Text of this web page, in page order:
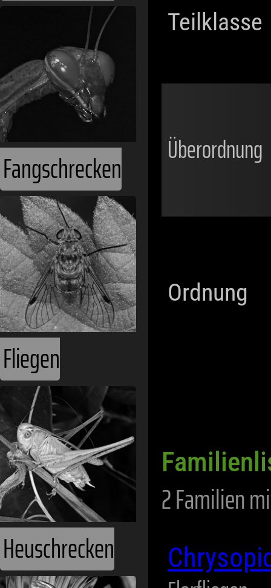
Fangschrecken
Fliegen
Heuschrecken
Teilklasse
Überordnung
Ordnung
2 Familien